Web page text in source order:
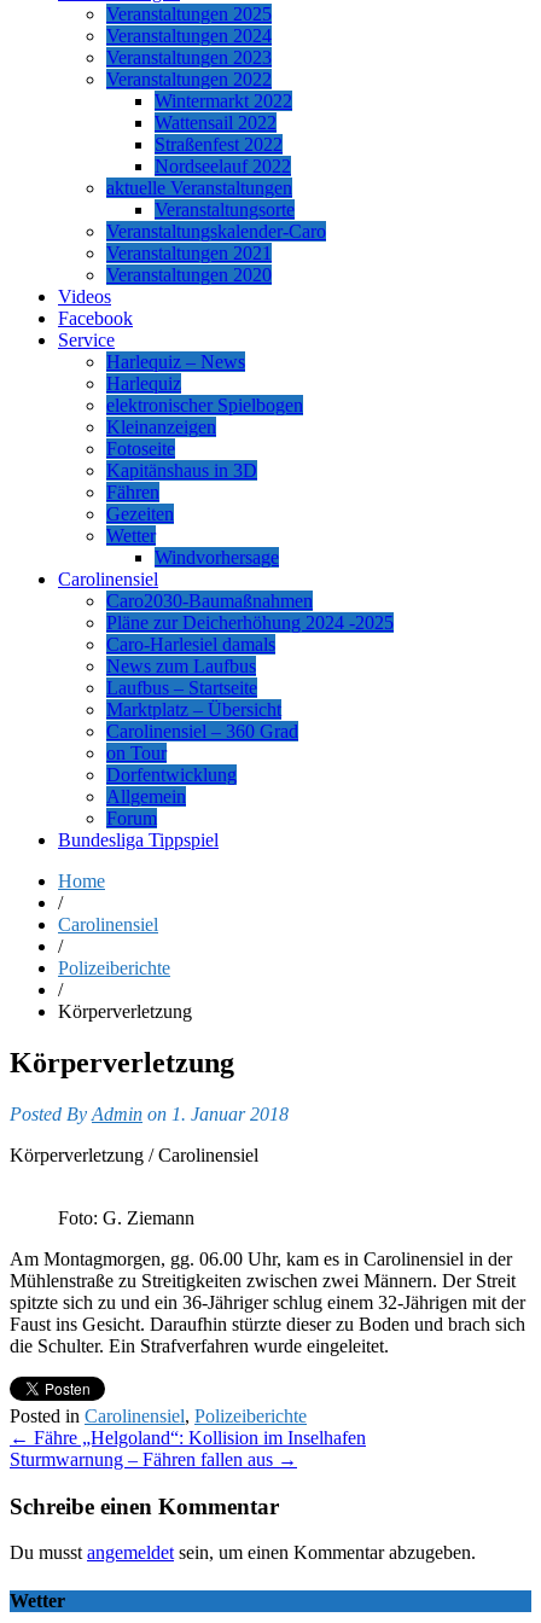
Veranstaltungen 2025
Veranstaltungen 2024
Veranstaltungen 2023
Veranstaltungen 2022
Wintermarkt 2022
Wattensail 2022
Straßenfest 2022
Nordseelauf 2022
aktuelle Veranstaltungen
Veranstaltungsorte
Veranstaltungskalender-Caro
Veranstaltungen 2021
Veranstaltungen 2020
Videos
Facebook
Service
Harlequiz – News
Harlequiz
elektronischer Spielbogen
Kleinanzeigen
Fotoseite
Kapitänshaus in 3D
Fähren
Gezeiten
Wetter
Windvorhersage
Carolinensiel
Caro2030-Baumaßnahmen
Pläne zur Deicherhöhung 2024 -2025
Caro-Harlesiel damals
News zum Laufbus
Laufbus – Startseite
Marktplatz – Übersicht
Carolinensiel – 360 Grad
on Tour
Dorfentwicklung
Allgemein
Forum
Bundesliga Tippspiel
Home
/
Carolinensiel
/
Polizeiberichte
/
Körperverletzung
Körperverletzung
Posted By Admin on 1. Januar 2018
Körperverletzung / Carolinensiel
Foto: G. Ziemann
Am Montagmorgen, gg. 06.00 Uhr, kam es in Carolinensiel in der
Mühlenstraße zu Streitigkeiten zwischen zwei Männern. Der Streit
spitzte sich zu und ein 36-Jähriger schlug einem 32-Jährigen mit der
Faust ins Gesicht. Daraufhin stürzte dieser zu Boden und brach sich
die Schulter. Ein Strafverfahren wurde eingeleitet.
Posted in Carolinensiel, Polizeiberichte
Post
navigation
← Fähre „Helgoland“: Kollision im Inselhafen
Sturmwarnung – Fähren fallen aus →
Schreibe einen Kommentar
Du musst angemeldet sein, um einen Kommentar abzugeben.
Wetter